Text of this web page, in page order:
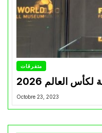
متفرقات
العالم 2026
Octobre 23, 2023